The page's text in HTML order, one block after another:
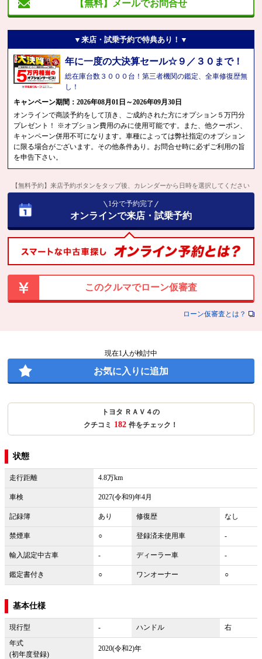
【無料】メールでお問合せ
▼来店・試乗予約で特典あり！▼
年に一度の大決算セール☆９／３０まで！
総在庫台数３０００台！第三者機関の鑑定、全車修復歴無
し！
キャンペーン期間：2026年08月01日～2026年09月30日
オンラインで商談予約をして頂き、ご成約された方にオプション５万円分
プレゼント！ ※オプション費用のみに使用可能です。また、他クーポン、
キャンペーン併用不可になります。車種によっては弊社指定のオプション
に限る場合がございます。その他条件あり。お問合せ時に必ずご利用の旨
を申告下さい。
【無料予約】来店予約ボタンをタップ後、カレンダーから日時を選択してください
1分で予約完了
オンラインで来店・試乗予約
このクルマでローン仮審査
ローン仮審査とは？
現在1 人が検討中
お気に入りに追加
トヨタ ＲＡＶ４の
クチコミ 182 件をチェック！
状態
走行距離 4.8万km
車検 2027(令和9)年4月
記録簿 あり 修復歴 なし
禁煙車 ○ 登録済未使用車 -
輸入認定中古車 - ディーラー車 -
鑑定書付き ○ ワンオーナー ○
基本仕様
現行型 - ハンドル
右
年式
(初年度登録)
2020(令和2)年